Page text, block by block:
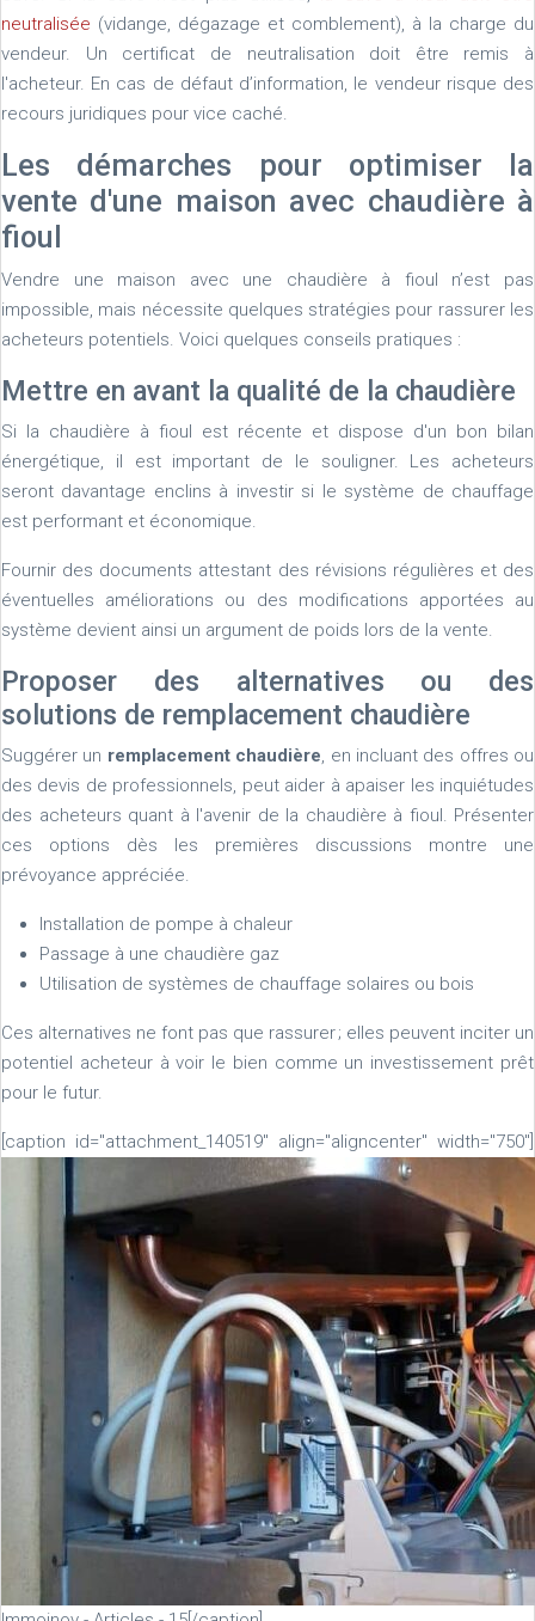
neutralisée ​ (vidange, dégazage et comblement), à la charge du
vendeur. Un certificat de neutralisation doit être remis à
l'acheteur. En cas de défaut d’information, le vendeur risque des
recours juridiques pour vice caché.
Les démarches pour optimiser la
vente d'une maison avec chaudière à
fioul
Vendre une maison avec une chaudière à fioul n’est pas
impossible, mais nécessite quelques stratégies pour rassurer les
acheteurs potentiels. Voici quelques conseils pratiques :
Mettre en avant la qualité de la chaudière
Si la chaudière à fioul est récente et dispose d'un bon bilan
énergétique, il est important de le souligner. Les acheteurs
seront davantage enclins à investir si le système de chauffage
est performant et économique.
Fournir des documents attestant des révisions régulières et des
éventuelles améliorations ou des modifications apportées au
système devient ainsi un argument de poids lors de la vente.
Proposer des alternatives ou des
solutions de remplacement chaudière
Suggérer un remplacement chaudière, en incluant des offres ou
des devis de professionnels, peut aider à apaiser les inquiétudes
des acheteurs quant à l'avenir de la chaudière à fioul. Présenter
ces options dès les premières discussions montre une
prévoyance appréciée.
Installation de pompe à chaleur
Passage à une chaudière gaz
Utilisation de systèmes de chauffage solaires ou bois
Ces alternatives ne font pas que rassurer ; elles peuvent inciter un
potentiel acheteur à voir le bien comme un investissement prêt
pour le futur.
[caption id="attachment_140519" align="aligncenter" width="750"]